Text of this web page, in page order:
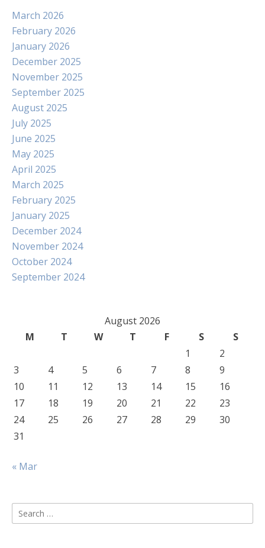
March 2026
February 2026
January 2026
December 2025
November 2025
September 2025
August 2025
July 2025
June 2025
May 2025
April 2025
March 2025
February 2025
January 2025
December 2024
November 2024
October 2024
September 2024
August 2026
M
T W T F S
S
1
2
3
4 5 6 7 8
9
10
11 12 13 14 15
16
17
18 19 20 21 22
23
24
25 26 27 28 29
30
31
« Mar
Search
for: